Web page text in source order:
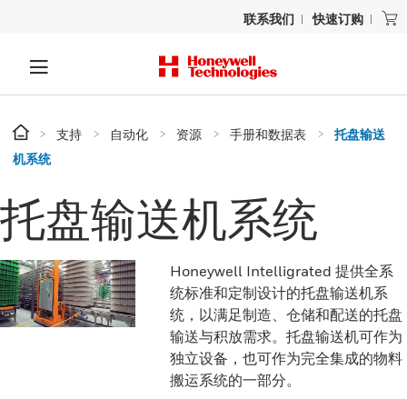
联系我们 快速订购
支持 自动化 资源 手册和数据表
托盘输送
机系统
托盘输送机系统
Honeywell Intelligrated 提供全系
统标准和定制设计的托盘输送机系
统，以满足制造、仓储和配送的托盘
输送与积放需求。托盘输送机可作为
独立设备，也可作为完全集成的物料
搬运系统的一部分。